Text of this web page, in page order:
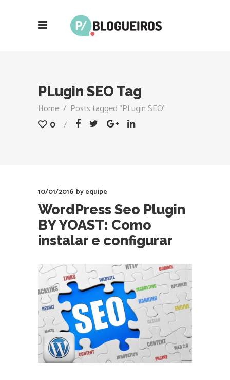
PLugin SEO Tag
Home / Posts tagged "PLugin SEO"
0
10/01/2016 byequipe
WordPress Seo Plugin
BY YOAST: Como
instalar e configurar